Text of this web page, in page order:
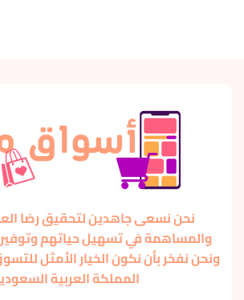
نحن نسعى جاهدين لتحقيق رضا
والمساهمة في تسهيل حياتهم وتوفير
ونحن نفخر بأن نكون الخيار الأمثل
المملكة العربية